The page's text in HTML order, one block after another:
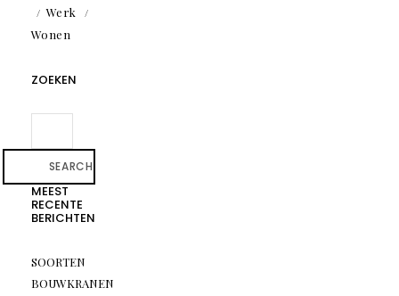
Werk
Wonen
ZOEKEN
SEARCH
MEEST
RECENTE
BERICHTEN
SOORTEN
BOUWKRANEN